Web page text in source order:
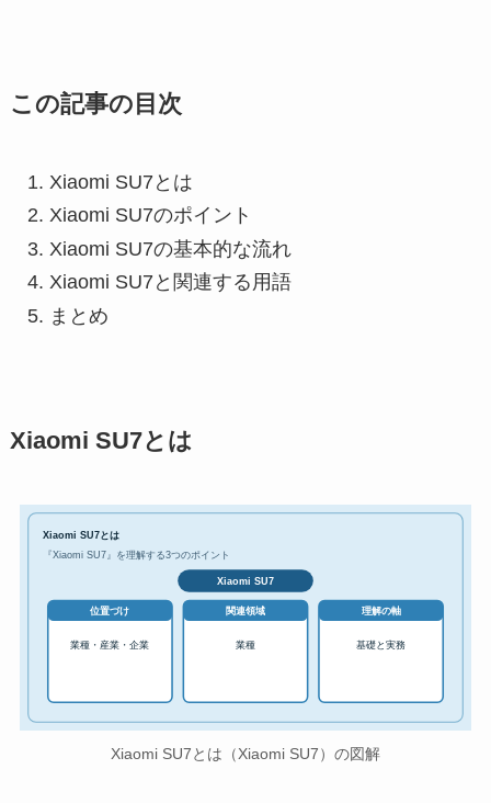
この記事の目次
Xiaomi SU7とは
Xiaomi SU7のポイント
Xiaomi SU7の基本的な流れ
Xiaomi SU7と関連する用語
まとめ
Xiaomi SU7とは
Xiaomi SU7とは
『Xiaomi SU7』を理解する3つのポイント
Xiaomi SU7
位置づけ
業種・産業・企業
関連領域
業種
理解の軸
基礎と実務
Xiaomi SU7とは（Xiaomi SU7）の図解